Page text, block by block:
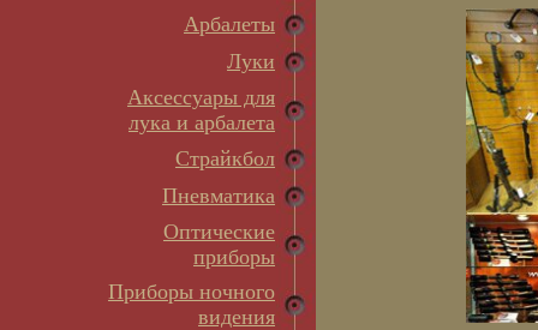
Арбалеты
Луки
Аксессуары для
лука и арбалета
Страйкбол
Пневматика
Оптические
приборы
Приборы ночного
видения